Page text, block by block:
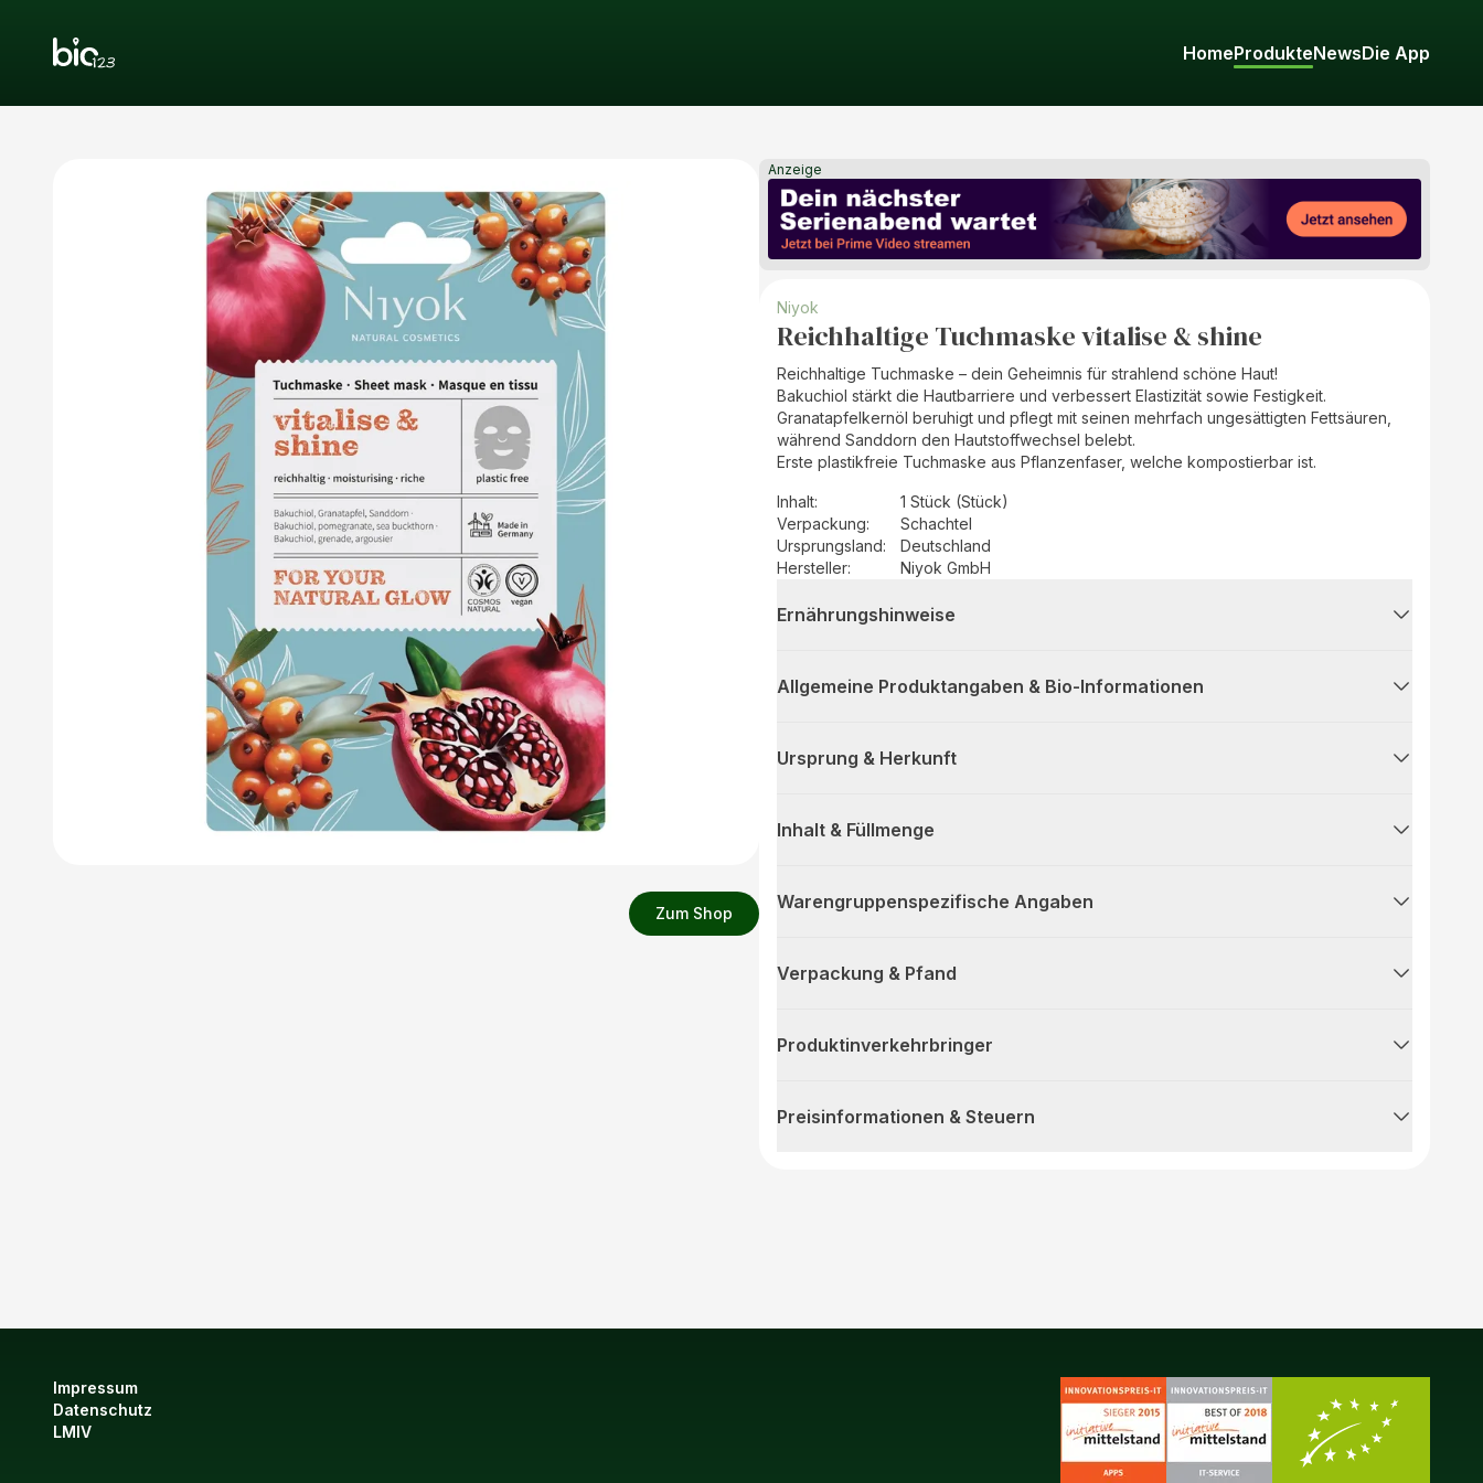
HomeProdukteNewsDie App
Zum Shop
Anzeige
Niyok
Reichhaltige Tuchmaske vitalise & shine
Reichhaltige Tuchmaske – dein Geheimnis für strahlend schöne Haut!
Bakuchiol stärkt die Hautbarriere und verbessert Elastizität sowie Festigkeit.
Granatapfelkernöl beruhigt und pflegt mit seinen mehrfach ungesättigten Fettsäuren,
während Sanddorn den Hautstoffwechsel belebt.
Erste plastikfreie Tuchmaske aus Pflanzenfaser, welche kompostierbar ist.
Inhalt:
1 Stück (Stück)
Verpackung:
Schachtel
Ursprungsland:
Deutschland
Hersteller: Niyok GmbH
Ernährungshinweise
Allgemeine Produktangaben & Bio-Informationen
Ursprung & Herkunft
Inhalt & Füllmenge
Warengruppenspezifische Angaben
Verpackung & Pfand
Produktinverkehrbringer
Preisinformationen & Steuern
Impressum
Datenschutz
LMIV